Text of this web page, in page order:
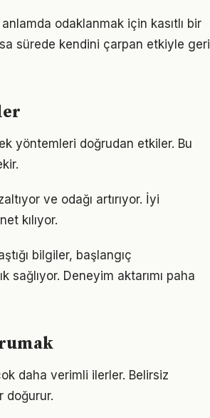
odaklanmak için kasıtlı bir
sürede kendini çarpan etkiyle geri
yöntemleri doğrudan etkiler. Bu
ve odağı artırıyor. İyi
kılıyor.
bilgiler, başlangıç
sağlıyor. Deneyim aktarımı paha
daha verimli ilerler. Belirsiz
doğurur.